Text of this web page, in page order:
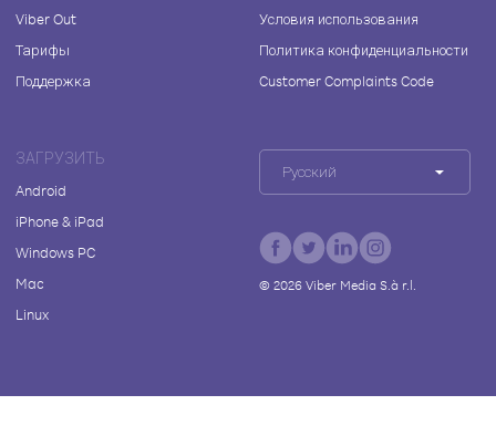
Viber Out
Тарифы
Поддержка
Условия использования
Политика конфиденциальности
Customer Complaints Code
ЗАГРУЗИТЬ
Android
iPhone & iPad
Windows PC
Mac
Linux
Русский
© 2026Viber Media S.à r.l.